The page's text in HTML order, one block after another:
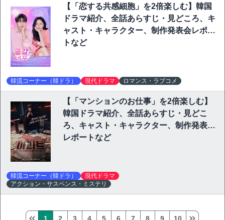
【「恋する共感細胞」を2倍楽しむ】韓国
ドラマ紹介、全話あらすじ・見どころ、キ
ャスト・キャラクター、制作発表会レポー
トなど
韓流コーナー（韓ドラ） 現代ドラマ ロマンス・ラブコメ
【「マンションのお仕事」を2倍楽しむ】
韓国ドラマ紹介、全話あらすじ・見どこ
ろ、キャスト・キャラクター、制作発表会
レポートなど
韓流コーナー（韓ドラ）
現代ドラマ
アクション・サスペンス・ミステリ